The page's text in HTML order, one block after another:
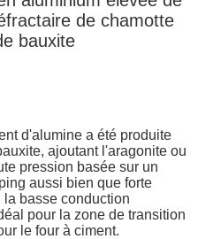
de chamotte
bauxite
d'alumine a été produite
ajoutant l'aragonite ou
pression basée sur un
aussi bien que forte
la basse conduction
pour la zone de transition
le four à ciment.